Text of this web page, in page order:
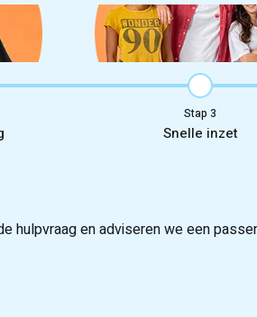
Stap
Snelle inzet
hulpvraag en adviseren we een